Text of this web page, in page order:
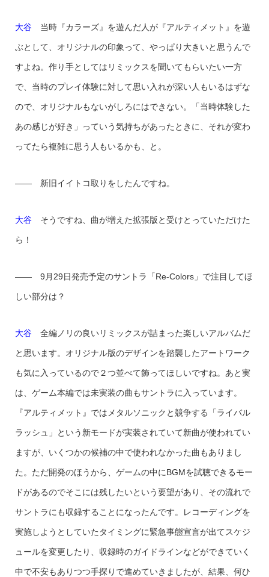
大谷当時『カラーズ』を遊んだ人が『アルティメット』を遊
ぶとして、オリジナルの印象って、やっぱり大きいと思うんで
すよね。作り手としてはリミックスを聞いてもらいたい一方
で、当時のプレイ体験に対して思い入れが深い人もいるはずな
ので、オリジナルもないがしろにはできない。「当時体験した
あの感じが好き」っていう気持ちがあったときに、それが変わ
ってたら複雑に思う人もいるかも、と。
—— 新旧イイトコ取りをしたんですね。
大谷そうですね、曲が増えた拡張版と受けとっていただけた
ら！
—— 9月29日発売予定のサントラ「Re-Colors」で注目してほ
しい部分は？
大谷全編ノリの良いリミックスが詰まった楽しいアルバムだ
と思います。オリジナル版のデザインを踏襲したアートワーク
も気に入っているので２つ並べて飾ってほしいですね。あと実
は、ゲーム本編では未実装の曲もサントラに入っています。
『アルティメット』ではメタルソニックと競争する「ライバル
ラッシュ」という新モードが実装されていて新曲が使われてい
ますが、いくつかの候補の中で使われなかった曲もありまし
た。ただ開発のほうから、ゲームの中にBGMを試聴できるモー
ドがあるのでそこには残したいという要望があり、その流れで
サントラにも収録することになったんです。レコーディングを
実施しようとしていたタイミングに緊急事態宣言が出てスケジ
ュールを変更したり、収録時のガイドラインなどができていく
中で不安もありつつ手探りで進めていきましたが、結果、何ひ